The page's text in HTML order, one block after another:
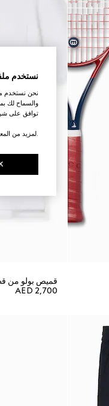
قميص بولو من
AED 2,700
نستخدم
نحن نستخدم
والسماح لك
توافق على
.لمزيد من